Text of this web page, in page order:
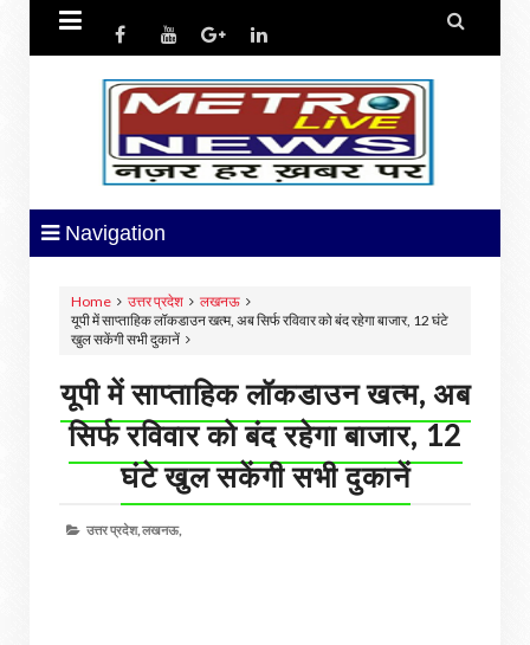
 
Navigation
Home उत्तर प्रदेश
लखनऊ
यूपी में साप्ताहिक लॉकडाउन खत्म, अब सिर्फ रविवार को बंद रहेगा बाजार, 12 घंटे
खुल सकेंगी सभी दुकानें
यूपी में साप्ताहिक लॉकडाउन खत्म, अब
सिर्फ रविवार को बंद रहेगा बाजार, 12
घंटे खुल सकेंगी सभी दुकानें
उत्तर प्रदेश,लखनऊ,